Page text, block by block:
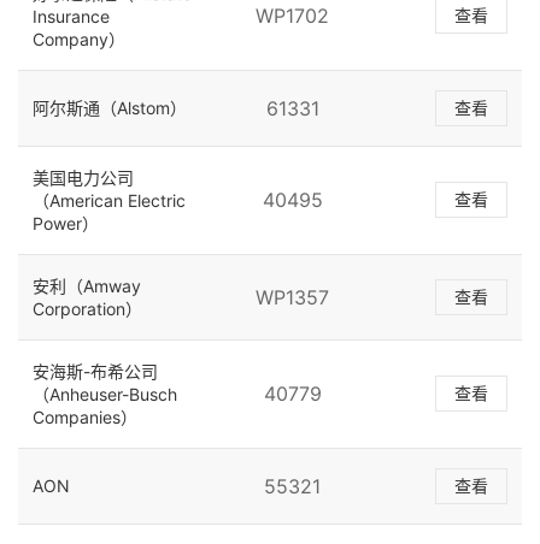
Insurance
Company）
WP1702 查看
阿尔斯通（Alstom） 61331 查看
美国电力公司
（American Electric
Power）
40495 查看
安利（Amway
Corporation）
WP1357 查看
安海斯-布希公司
（Anheuser-Busch
Companies）
40779 查看
AON 55321 查看